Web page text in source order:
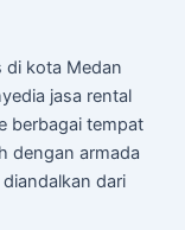
di kota Medan
jasa rental
berbagai tempat
dengan armada
dari